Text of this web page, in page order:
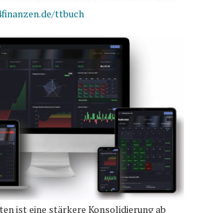
ttbuch
ist eine stärkere Konsolidierung ab